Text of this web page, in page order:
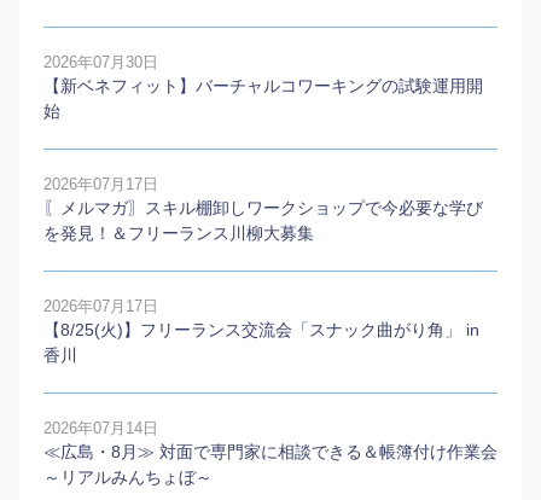
2026年07月30日
【新ベネフィット】バーチャルコワーキングの試験運用開
始
2026年07月17日
〖メルマガ〗スキル棚卸しワークショップで今必要な学び
を発見！＆フリーランス川柳大募集
2026年07月17日
【8/25(火)】フリーランス交流会「スナック曲がり角」 in
香川
2026年07月14日
≪広島・8月≫ 対面で専門家に相談できる＆帳簿付け作業会
～リアルみんちょぼ～